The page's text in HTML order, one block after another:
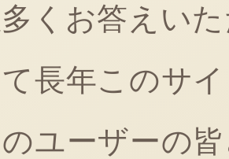
くお答えい
長年このサ
ユーザーの